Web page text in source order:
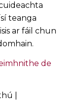
teanga
ar fáil chun
de
|